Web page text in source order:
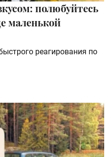
полюбуйтесь
маленькой
реагирования по